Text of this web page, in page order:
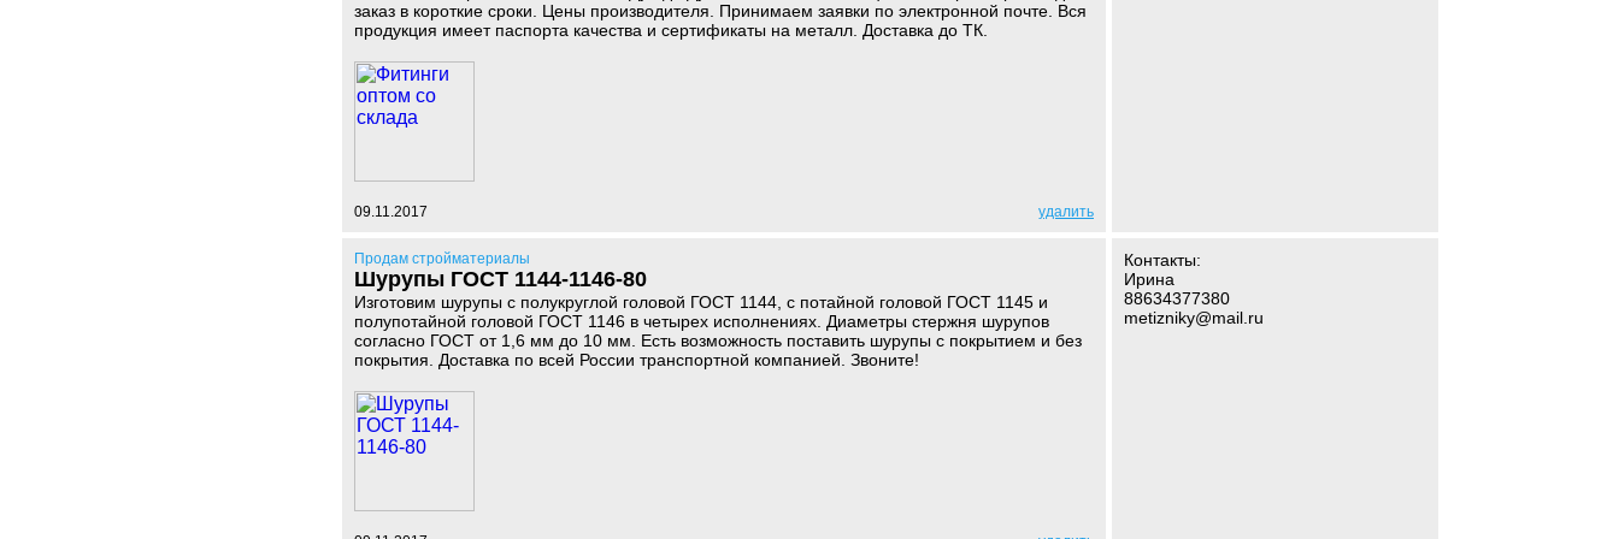
заказ в короткие сроки. Цены производителя. Принимаем заявки по электронной почте. Вся
продукция имеет паспорта качества и сертификаты на металл. Доставка до ТК.
09.11.2017 удалить
Продам стройматериалы
Шурупы ГОСТ 1144-1146-80
Изготовим шурупы с полукруглой головой ГОСТ 1144, с потайной головой ГОСТ 1145 и
полупотайной головой ГОСТ 1146 в четырех исполнениях. Диаметры стержня шурупов
согласно ГОСТ от 1,6 мм до 10 мм. Есть возможность поставить шурупы с покрытием и без
покрытия. Доставка по всей России транспортной компанией. Звоните!
Контакты:
Ирина
88634377380
metizniky@mail.ru